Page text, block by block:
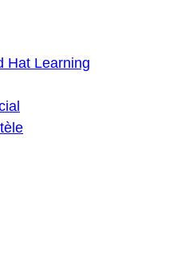
Hat Learning